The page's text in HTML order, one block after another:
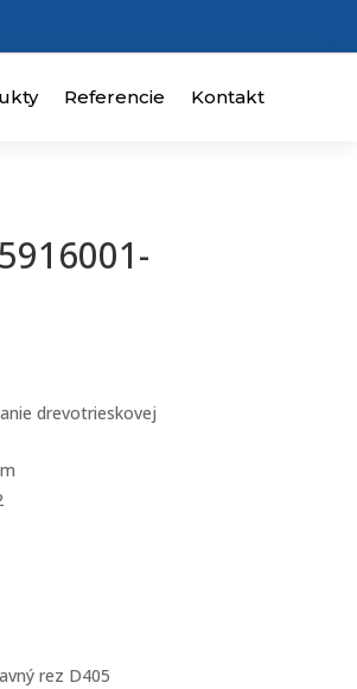
Referencie Kontakt
drevotrieskovej
rez D405